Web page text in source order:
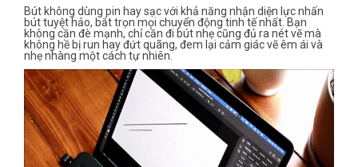
Bút không dùng pin hay sạc với khả năng nhận diện lực nhấn
bút tuyệt hảo, bắt trọn mọi chuyển động tinh tế nhất. Bạn
không cần đè mạnh, chỉ cần đi bút nhẹ cũng đủ ra nét vẽ mà
không hề bị run hay đứt quãng, đem lại cảm giác vẽ êm ái và
nhẹ nhàng một cách tự nhiên.